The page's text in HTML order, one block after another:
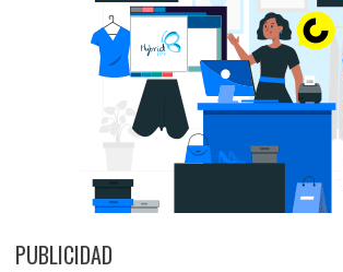
PUBLICIDAD